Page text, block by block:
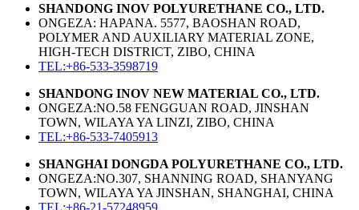
SHANDONG INOV POLYURETHANE CO., LTD.
ONGEZA: HAPANA. 5577, BAOSHAN ROAD,
POLYMER AND AUXILIARY MATERIAL ZONE,
HIGH-TECH DISTRICT, ZIBO, CHINA
TEL:+86-533-3598719
SHANDONG INOV NEW MATERIAL CO., LTD.
ONGEZA:NO.58 FENGGUAN ROAD, JINSHAN
TOWN, WILAYA YA LINZI, ZIBO, CHINA
TEL:+86-533-7405913
SHANGHAI DONGDA POLYURETHANE CO., LTD.
ONGEZA:NO.307, SHANNING ROAD, SHANYANG
TOWN, WILAYA YA JINSHAN, SHANGHAI, CHINA
TEL:+86-21-57248959